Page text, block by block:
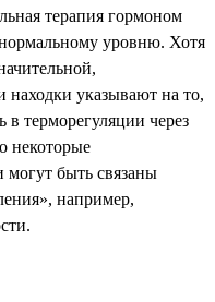
терапия гормоном
уровню. Хотя
находки указывают на то,
в терморегуляции через
некоторые
могут быть связаны
например,